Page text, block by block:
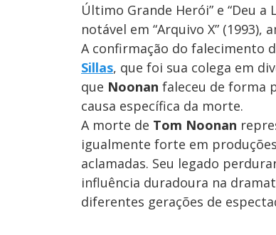
Último Grande Herói” e “Deu
notável em “Arquivo X”
A confirmação do falecimento
Sillas, que foi sua colega em
que Noonan faleceu de forma
causa específica da morte.
A morte de Tom Noonan
igualmente forte em
aclamadas. Seu legado
influência duradoura na
diferentes gerações de